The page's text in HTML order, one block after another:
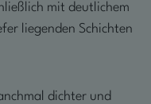
mit deutlichem
liegenden Schichten
dichter und